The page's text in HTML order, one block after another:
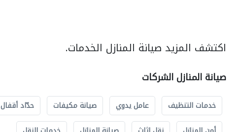
اكتشف المزيد صيانة المنازل الخدمات.
صيانة المنازل الشركات
خدمات التنظيف عامل يدوي صيانة مكيفات حدّاد أقفال